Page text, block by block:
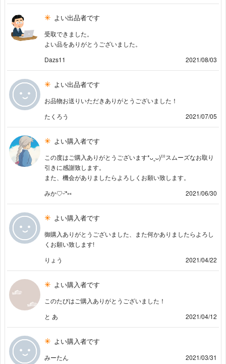
よい出品者です
受取できました。
よい品をありがとうございました。
Dazs11
2021/08/03
よい出品者です
お品物お送りいただきありがとうございました！
たくろう
2021/07/05
よい購入者です
この度はご購入ありがとうございます*ᴗˬᴗ)⁾⁾⁾スムーズなお取り
引きに感謝致します。
また、機会がありましたらよろしくお願い致します。
みか♡ᵕ̈*⑅
2021/06/30
よい購入者です
御購入ありがとうございました、また何かありましたらよろし
くお願い致します!
りょう
2021/04/22
よい購入者です
このたびはご購入ありがとうございました！
と あ
2021/04/12
よい購入者です
みーたん 2021/03/31